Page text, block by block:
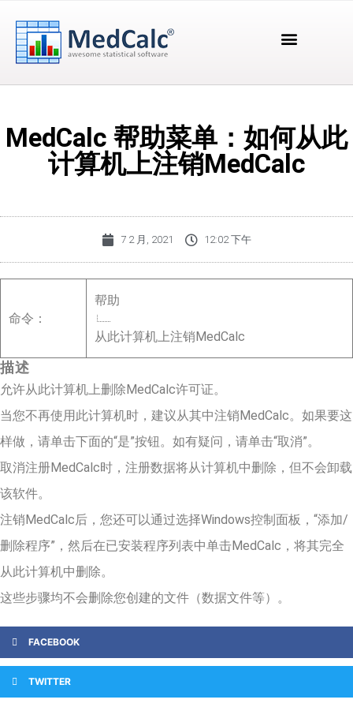
MedCalc 帮助菜单：如何从此
计算机上注销MedCalc
7 2 月, 2021 12:02 下午
命令：
帮助
从此计算机上注销MedCalc
描述
允许从此计算机上删除MedCalc许可证。
当您不再使用此计算机时，建议从其中注销MedCalc。如果要这
样做，请单击下面的“是”按钮。如有疑问，请单击“取消”。
取消注册MedCalc时，注册数据将从计算机中删除，但不会卸载
该软件。
注销MedCalc后，您还可以通过选择Windows控制面板，“添加/
删除程序”，然后在已安装程序列表中单击MedCalc，将其完全
从此计算机中删除。
这些步骤均不会删除您创建的文件（数据文件等）。
FACEBOOK
TWITTER